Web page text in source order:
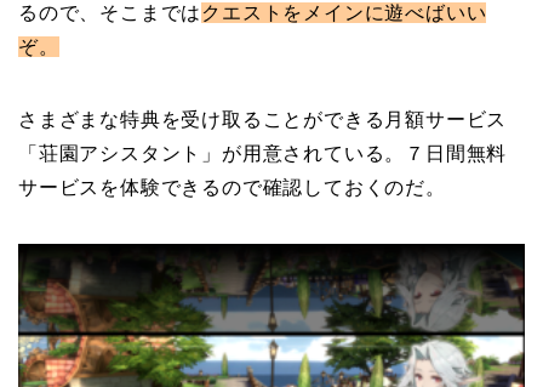
るので、そこまでは クエストをメインに遊べばいい
ぞ。
さまざまな特典を受け取ることができる月額サービス
「荘園アシスタント」が用意されている。７日間無料
サービスを体験できるので確認しておくのだ。